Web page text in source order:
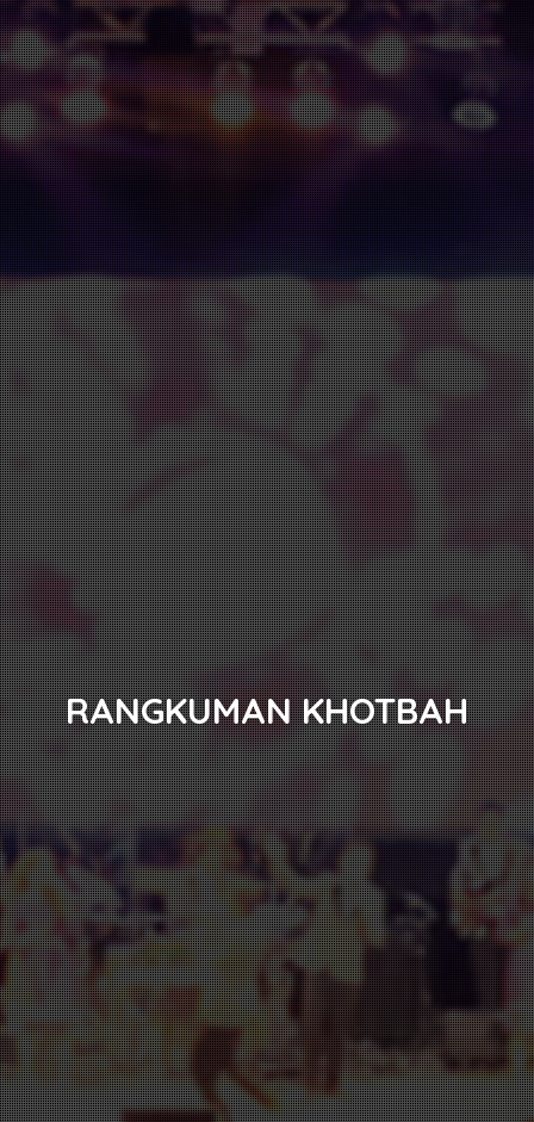
RANGKUMAN KHOTBAH